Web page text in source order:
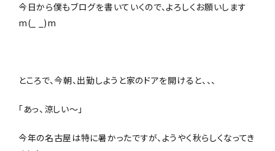
今日から僕もブログを書いていくので、よろしくお願いします
m(_ _)m
ところで、今朝、出勤しようと家のドアを開けると、、、
「あっ、涼しい～」
今年の名古屋は特に暑かったですが、ようやく秋らしくなってき